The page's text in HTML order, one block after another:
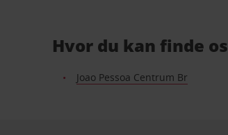
Hvor du kan finde os
Joao Pessoa Centrum Br